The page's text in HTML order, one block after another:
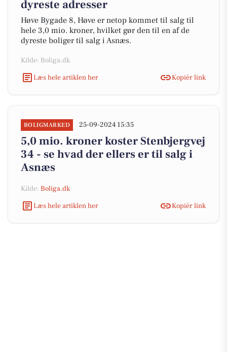
dyreste adresser
Høve Bygade 8, Høve er netop kommet til salg til
hele 3,0 mio. kroner, hvilket gør den til en af de
dyreste boliger til salg i Asnæs.
Kilde: Boliga.dk
Læs hele artiklen her
Kopiér link
BOLIGMARKED 25-09-2024 15:35
5,0 mio. kroner koster Stenbjergvej
34 - se hvad der ellers er til salg i
Asnæs
Kilde: Boliga.dk
Læs hele artiklen her
Kopiér link